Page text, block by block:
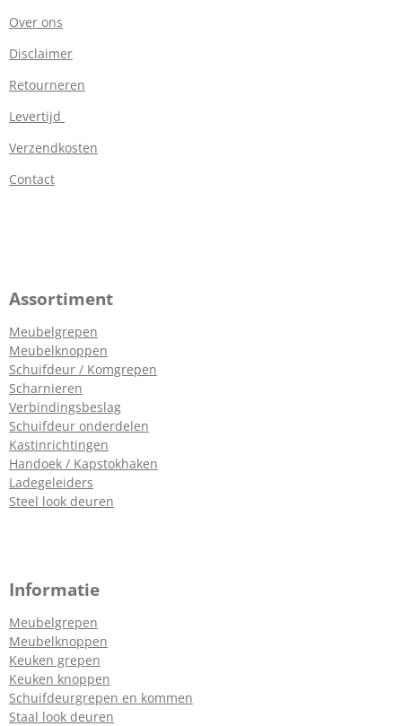
Over ons
Disclaimer
Retourneren
Levertijd
Verzendkosten
Contact
Assortiment
Meubelgrepen
Meubelknoppen
Schuifdeur / Komgrepen
Scharnieren
Verbindingsbeslag
Schuifdeur onderdelen
Kastinrichtingen
Handoek / Kapstokhaken
Ladegeleiders
Steel look deuren
Informatie
Meubelgrepen
Meubelknoppen
Keuken grepen
Keuken knoppen
Schuifdeurgrepen en kommen
Staal look deuren